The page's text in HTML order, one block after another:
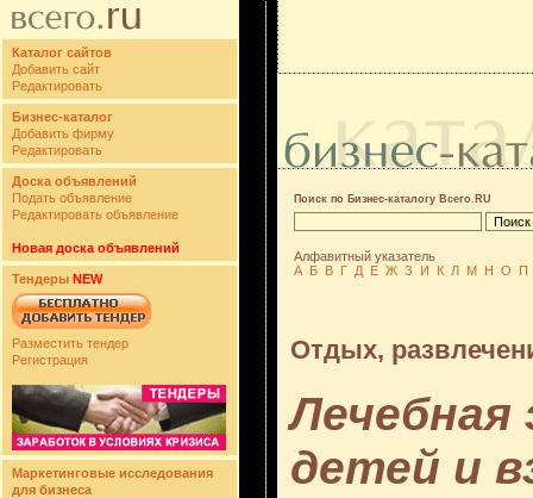
Каталог сайтов
Добавить сайт
Редактировать
Бизнес-каталог
Добавить фирму
Редактировать
Доска объявлений
Подать объявление
Редактировать объявление
Новая доска объявлений
Тендеры NEW
Разместить тендер
Регистрация
Маркетинговые исследования
для бизнеса
Поиск по Бизнес-каталогу Всего.RU
Алфавитный указатель
А Б В Г Д Е Ж З И К Л М Н О П
Отдых,
Лечебная
детей и